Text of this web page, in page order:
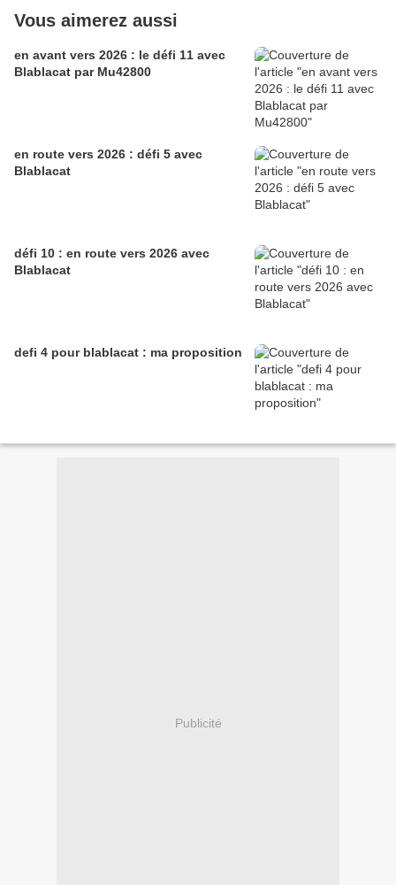
Vous aimerez aussi
en avant vers 2026 : le défi 11 avec
Blablacat par Mu42800
en route vers 2026 : défi 5 avec
Blablacat
défi 10 : en route vers 2026 avec
Blablacat
defi 4 pour blablacat : ma proposition
Publicité